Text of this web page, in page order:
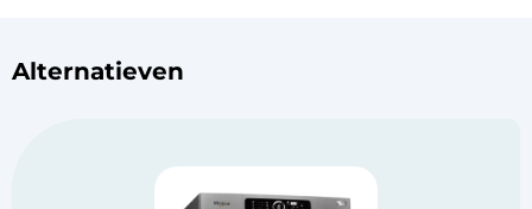
Alternatieven